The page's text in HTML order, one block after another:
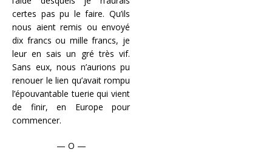
certes pas pu le faire. Qu’ils
nous aient remis ou envoyé
dix francs ou mille francs, je
leur en sais un gré très vif.
Sans eux, nous n’aurions pu
renouer le lien qu’avait rompu
l’épouvantable tuerie qui vient
de finir, en Europe pour
commencer.
— O —